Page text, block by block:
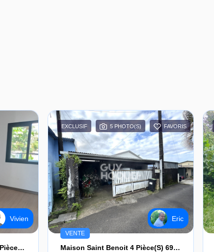
Vivien
Appartement Saint Benoit 4 Pièce(s) 100 M2
EXCLUSIF 5 PHOTO(S) FAVORIS
Eric
VENTE
Maison Saint Benoit 4 Pièce(s) 69 M2